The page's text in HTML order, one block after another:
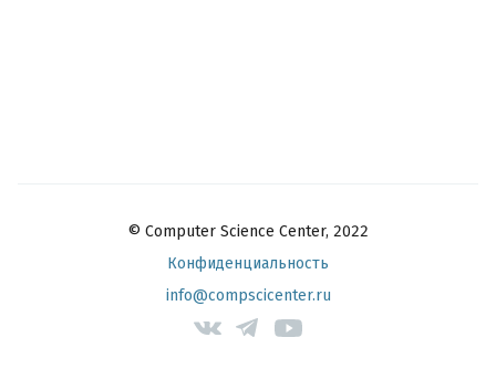
© Computer Science Center, 2022
Конфиденциальность
info@compscicenter.ru